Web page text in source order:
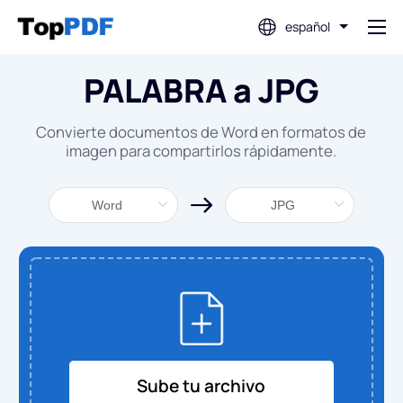
español
Editar PDF
Traducir PDF
Fusionar PDF
Dividir PDF
Comprimir PDF
Convertir desde PDF
PALABRA a JPG
Convierte documentos de Word en formatos de
imagen para compartirlos rápidamente.
Sube tu archivo